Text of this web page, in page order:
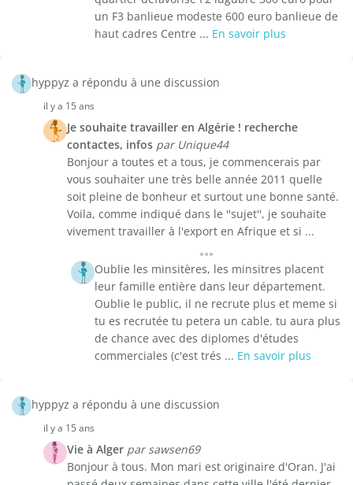
un F3 banlieue modeste 600 euro banlieue de
haut cadres Centre ... En savoir plus
hyppyz a répondu à une discussion
il y a 15 ans
Je souhaite travailler en Algérie ! recherche
contactes, infos par Unique44
Bonjour a toutes et a tous, je commencerais par
vous souhaiter une très belle année 2011 quelle
soit pleine de bonheur et surtout une bonne santé.
Voila, comme indiqué dans le ''sujet'', je souhaite
vivement travailler à l'export en Afrique et si ...
Oublie les minsitères, les minsitres placent
leur famille entière dans leur département.
Oublie le public, il ne recrute plus et meme si
tu es recrutée tu petera un cable. tu aura plus
de chance avec des diplomes d'études
commerciales (c'est trés ... En savoir plus
hyppyz a répondu à une discussion
il y a 15 ans
Vie à Alger par sawsen69
Bonjour à tous. Mon mari est originaire d'Oran. J'ai